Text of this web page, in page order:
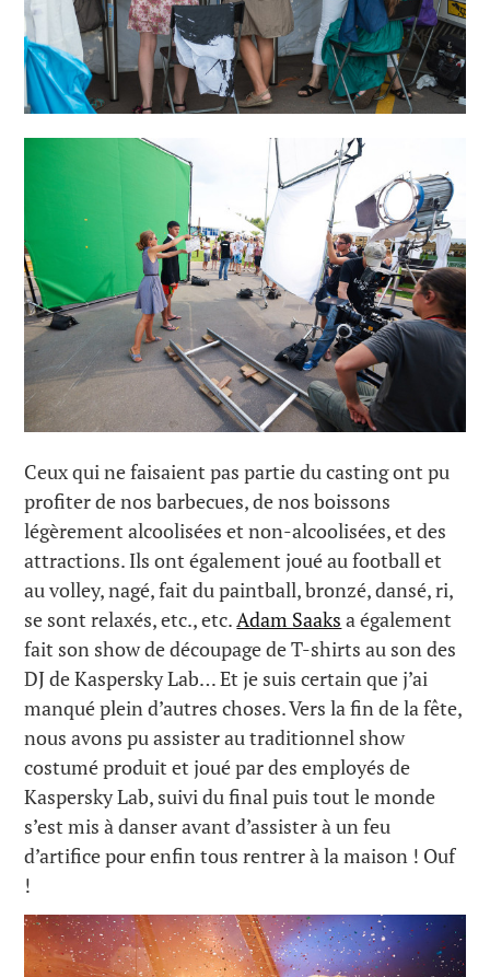
Ceux qui ne faisaient pas partie du casting ont pu
profiter de nos barbecues, de nos boissons
légèrement alcoolisées et non-alcoolisées, et des
attractions. Ils ont également joué au football et
au volley, nagé, fait du paintball, bronzé, dansé, ri,
se sont relaxés, etc., etc. Adam Saaks a également
fait son show de découpage de T-shirts au son des
DJ de Kaspersky Lab… Et je suis certain que j’ai
manqué plein d’autres choses. Vers la fin de la fête,
nous avons pu assister au traditionnel show
costumé produit et joué par des employés de
Kaspersky Lab, suivi du final puis tout le monde
s’est mis à danser avant d’assister à un feu
d’artifice pour enfin tous rentrer à la maison ! Ouf
!